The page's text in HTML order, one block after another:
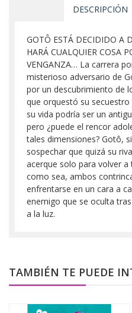
DESCRIPCIÓN
GOTÔ ESTÁ DECIDIDO A
HARÁ CUALQUIER COSA
VENGANZA… La carrera
misterioso adversario de
por un descubrimiento de
que orquestó su
su vida podría ser un
pero ¿puede el rencor
tales dimensiones? Gotô,
sospechar que quizá su
acerque solo para volver a
como sea, ambos
enfrentarse en un cara a
enemigo que se oculta
a la luz.
TAMBIÉN TE PUEDE